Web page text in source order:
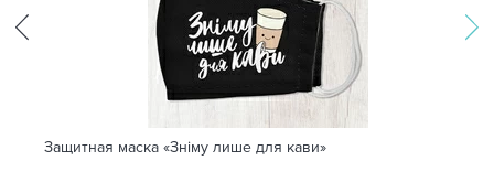
Защитная маска «Зніму лише для кави»